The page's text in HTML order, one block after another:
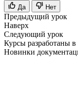
Да Нет
Предыдущий урок
Наверх
Следующий урок
Курсы разработаны
Новинки